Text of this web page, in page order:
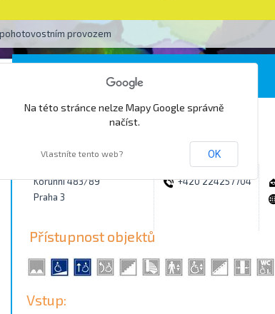
pohotovostním provozem
Lékárna U Robina
Korunní 483/89
Praha 3
+420 224257704
Přístupnost objektů
Vstup:
Na této stránce nelze Mapy Google správně
načíst.
Vlastníte tento web? OK